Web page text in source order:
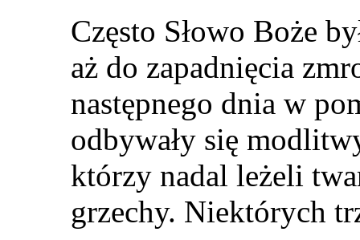
Często Słowo Boże
aż do zapadnięcia
następnego dnia w
odbywały się
którzy nadal leżeli
grzechy. Niektórych